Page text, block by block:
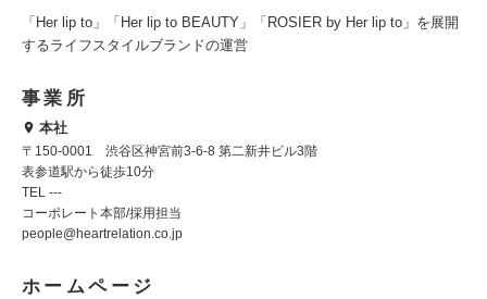
「Her lip to」「Her lip to BEAUTY」「ROSIER by Her lip to」を展開
するライフスタイルブランドの運営
事業所
本社
〒150-0001 渋谷区神宮前3-6-8 第二新井ビル3階
表参道駅から徒歩10分
TEL ---
コーポレート本部/採用担当
people@heartrelation.co.jp
ホームページ